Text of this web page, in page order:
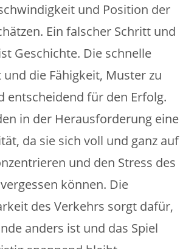
und Position der
Ein falscher Schritt und
Geschichte. Die schnelle
und die Fähigkeit, Muster zu
entscheidend für den Erfolg.
in der Herausforderung eine
da sie sich voll und ganz auf
und den Stress des
können. Die
des Verkehrs sorgt dafür,
anders ist und das Spiel